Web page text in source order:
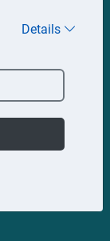
Details